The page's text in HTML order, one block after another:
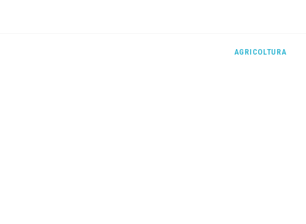
AGRICOLTURA